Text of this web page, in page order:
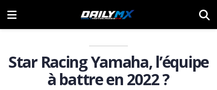
Star Racing Yamaha, l’équipe
à battre en 2022 ?